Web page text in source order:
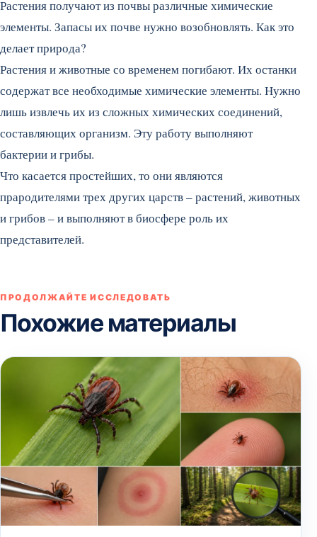
Растения получают из почвы различные химические
элементы. Запасы их почве нужно возобновлять. Как это
делает природа?
Растения и животные со временем погибают. Их останки
содержат все необходимые химические элементы. Нужно
лишь извлечь их из сложных химических соединений,
составляющих организм. Эту работу выполняют
бактерии и грибы.
Что касается простейших, то они являются
прародителями трех других царств – растений, животных
и грибов – и выполняют в биосфере роль их
представителей.
ПРОДОЛЖАЙТЕ ИССЛЕДОВАТЬ
Похожие материалы